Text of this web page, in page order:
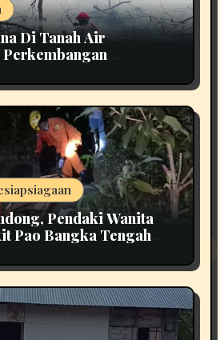
Di Tanah Air
Pendaki Wanita
Pao Bangka Tengah